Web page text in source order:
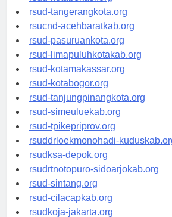
rsud-kotabekasi.org
rsud-tangerangkota.org
rsucnd-acehbaratkab.org
rsud-pasuruankota.org
rsud-limapuluhkotakab.org
rsud-kotamakassar.org
rsud-kotabogor.org
rsud-tanjungpinangkota.org
rsud-simeuluekab.org
rsud-tpikepriprov.org
rsuddrloekmonohadi-kuduskab.org
rsudksa-depok.org
rsudrtnotopuro-sidoarjokab.org
rsud-sintang.org
rsud-cilacapkab.org